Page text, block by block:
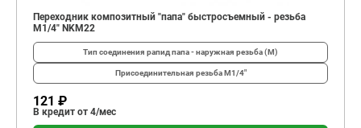
Переходник композитный "папа" быстросъемный - резьба
M1/4" NKM22
Тип соединения рапид папа - наружная резьба (М)
Присоединительная резьбаМ1/4"
121 ₽
В кредит от 4/мес